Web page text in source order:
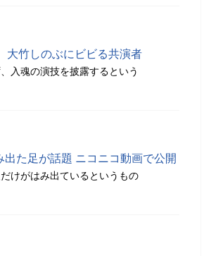
大竹しのぶにビビる共演者
入魂の演技を披露するという
た足が話題 ニコニコ動画で公開
けがはみ出ているというもの